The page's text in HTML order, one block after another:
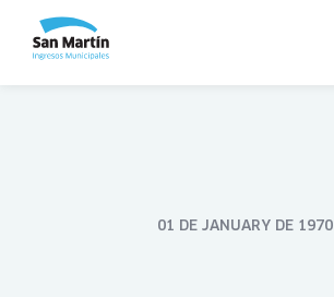
01 DE JANUARY DE 1970